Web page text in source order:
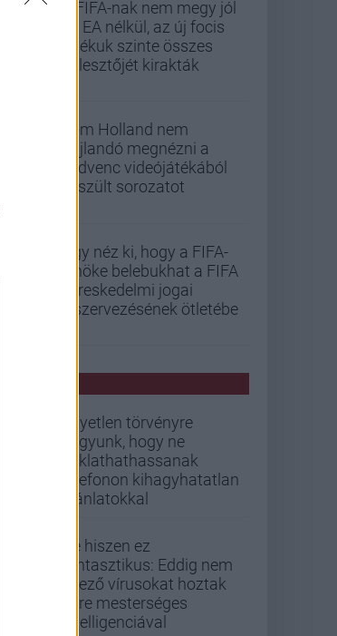
A FIFA-nak nem megy jól
az EA nélkül, az új focis
játékuk szinte összes
fejlesztőjét kirakták
Tom Holland nem
hajlandó megnézni a
kedvenc videójátékából
készült sorozatot
Úgy néz ki, hogy a FIFA-
elnöke belebukhat a FIFA
kereskedelmi jogai
kiszervezésének ötletébe
Egyetlen törvényre
vagyunk, hogy ne
zaklathathassanak
telefonon kihagyhatatlan
ajánlatokkal
De hiszen ez
fantasztikus: Eddig nem
létező vírusokat hoztak
létre mesterséges
intelligenciával